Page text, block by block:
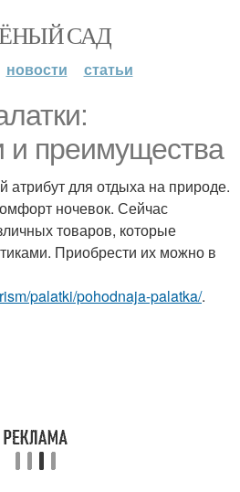
САД
новости статьи
и преимущества
атрибут для отдыха на природе.
ночевок. Сейчас
товаров, которые
Приобрести их можно в
palatki/pohodnaja-palatka/.